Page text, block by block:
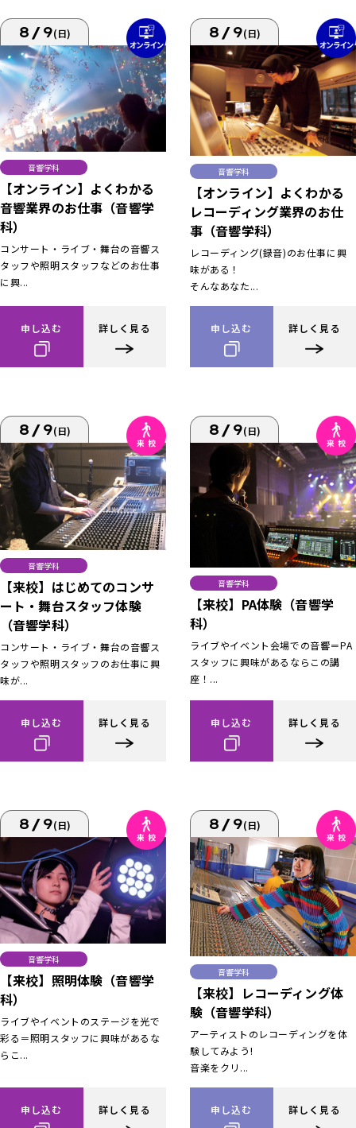
8/9(日)
音響学科
【オンライン】よくわかる
音響業界のお仕事（音響学
科）
コンサート・ライブ・舞台の音響ス
タッフや照明スタッフなどのお仕事
に興...
申し込む 詳しく見る
8/9(日)
音響学科
【オンライン】よくわかる
レコーディング業界のお仕
事（音響学科）
レコーディング(録音)のお仕事に興
味がある！
そんなあなた...
申し込む 詳しく見る
8/9(日)
音響学科
【来校】はじめてのコンサ
ート・舞台スタッフ体験
（音響学科）
コンサート・ライブ・舞台の音響ス
タッフや照明スタッフのお仕事に興
味が...
申し込む 詳しく見る
8/9(日)
音響学科
【来校】PA体験（音響学
科）
ライブやイベント会場での音響＝PA
スタッフに興味があるならこの講
座！...
申し込む 詳しく見る
8/9(日)
音響学科
【来校】照明体験（音響学
科）
ライブやイベントのステージを光で
彩る＝照明スタッフに興味があるな
らこ...
申し込む 詳しく見る
8/9(日)
音響学科
【来校】レコーディング体
験（音響学科）
アーティストのレコーディングを体
験してみよう!
音楽をクリ...
申し込む 詳しく見る